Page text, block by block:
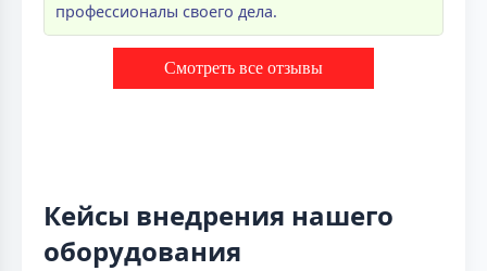
профессионалы своего дела.
Смотреть все отзывы
Кейсы внедрения нашего
оборудования